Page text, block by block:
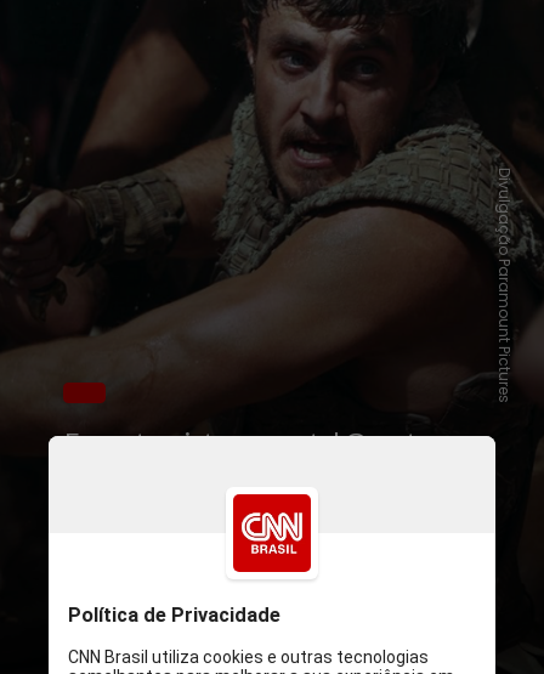
Em entrevista ao portal Gayety,
quão gay” era oImpério Romano
Divulgação Paramount Pictures